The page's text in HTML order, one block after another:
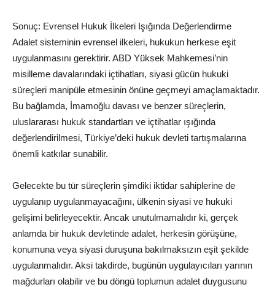
Sonuç: Evrensel Hukuk İlkeleri Işığında Değerlendirme
Adalet sisteminin evrensel ilkeleri, hukukun herkese eşit
uygulanmasını gerektirir. ABD Yüksek Mahkemesi’nin
misilleme davalarındaki içtihatları, siyasi gücün hukuki
süreçleri manipüle etmesinin önüne geçmeyi amaçlamaktadır.
Bu bağlamda, İmamoğlu davası ve benzer süreçlerin,
uluslararası hukuk standartları ve içtihatlar ışığında
değerlendirilmesi, Türkiye’deki hukuk devleti tartışmalarına
önemli katkılar sunabilir.
Gelecekte bu tür süreçlerin şimdiki iktidar sahiplerine de
uygulanıp uygulanmayacağını, ülkenin siyasi ve hukuki
gelişimi belirleyecektir. Ancak unutulmamalıdır ki, gerçek
anlamda bir hukuk devletinde adalet, herkesin görüşüne,
konumuna veya siyasi duruşuna bakılmaksızın eşit şekilde
uygulanmalıdır. Aksi takdirde, bugünün uygulayıcıları yarının
mağdurları olabilir ve bu döngü toplumun adalet duygusunu